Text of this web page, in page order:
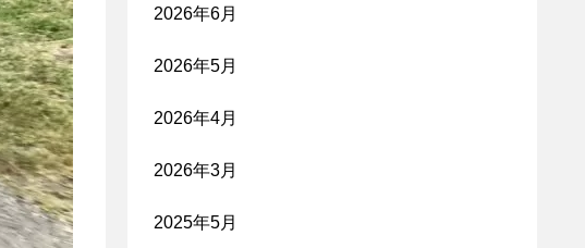
2026年6月
2026年5月
2026年4月
2026年3月
2025年5月